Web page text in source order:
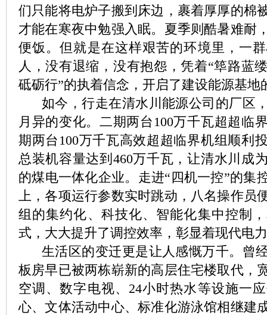
们只能将电炉子搬到床边，裹着厚厚的棉
才能在寒夜中勉强入眠。夏季则酷暑难耐
便饭。但就是在这样艰苦的环境里，一
人，没有退缩，没有抱怨，凭着“筚路蓝
砥砺行”的执着信念，开启了建设能源基地
如今，行走在清水川能源公司的厂区
月异的变化。二期两台100万千瓦超超临
期两台100万千瓦高效超超临界机组顺利
总装机容量达到460万千瓦，让清水川成
的煤电一体化企业。走进“四机一控”的集
上，各项运行参数实时跳动，八名操作员
组的集约化、科技化、智能化集中控制
式，大大提升了调控效率，彰显着现代电
生活区的变迁更是让人感慨万千。曾
板房早已被两栋崭新的高层住宅楼取代，
空调、数字电视、24小时热水等设施一
心、文体活动中心、标准化游泳馆相继建